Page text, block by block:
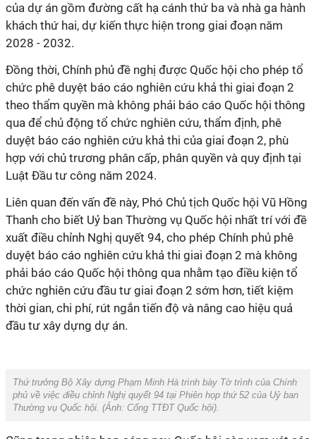
của dự án gồm đường cất hạ cánh thứ ba và nhà ga hành
khách thứ hai, dự kiến thực hiện trong giai đoạn năm
2028 - 2032.
Đồng thời, Chính phủ đề nghị được Quốc hội cho phép tổ
chức phê duyệt báo cáo nghiên cứu khả thi giai đoạn 2
theo thẩm quyền mà không phải báo cáo Quốc hội thông
qua để chủ động tổ chức nghiên cứu, thẩm định, phê
duyệt báo cáo nghiên cứu khả thi của giai đoạn 2, phù
hợp với chủ trương phân cấp, phân quyền và quy định tại
Luật Đầu tư công năm 2024.
Liên quan đến vấn đề này, Phó Chủ tịch Quốc hội Vũ Hồng
Thanh cho biết Uỷ ban Thường vụ Quốc hội nhất trí với đề
xuất điều chỉnh Nghị quyết 94, cho phép Chính phủ phê
duyệt báo cáo nghiên cứu khả thi giai đoạn 2 mà không
phải báo cáo Quốc hội thông qua nhằm tạo điều kiện tổ
chức nghiên cứu đầu tư giai đoạn 2 sớm hơn, tiết kiệm
thời gian, chi phí, rút ngắn tiến độ và nâng cao hiệu quả
đầu tư xây dựng dự án.
Thứ trưởng Bộ Xây dựng Phạm Minh Hà trình bày Tờ trình của Chính
phủ về việc điều chỉnh Nghị quyết 94 tại Phiên họp thứ 52 của Uỷ ban
Thường vụ Quốc hội. (Ảnh: Cổng TTĐT Quốc hội).